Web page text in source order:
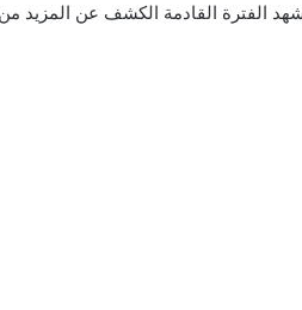
الفترة القادمة الكشف عن المزيد من